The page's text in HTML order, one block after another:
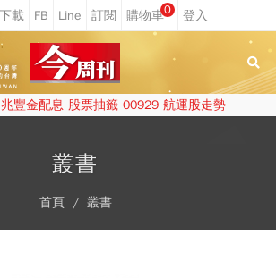
0
兆豐金配息 股票抽籤 00929 航運股走勢
叢書
首頁 叢書